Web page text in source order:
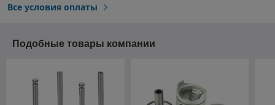
Все условия оплаты
Подобные товары компании